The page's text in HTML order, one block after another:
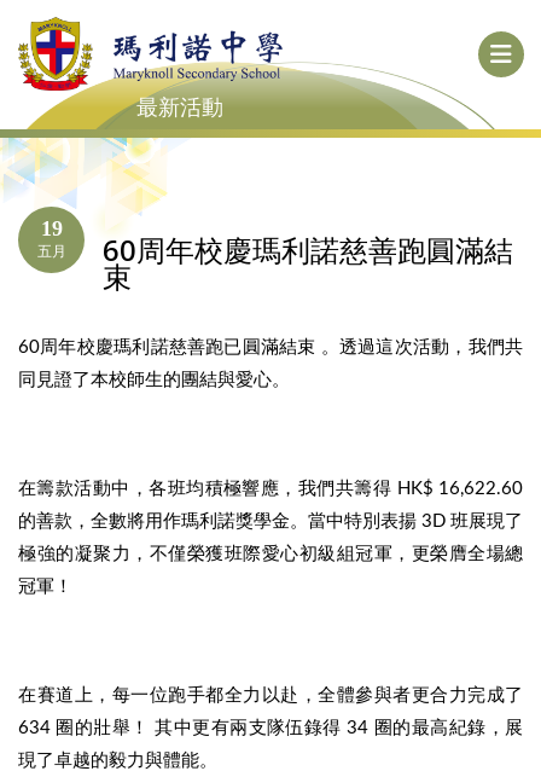
最新活動
19
五月 60周年校慶瑪利諾慈善跑圓滿結
束
60周年校慶瑪利諾慈善跑已圓滿結束‍ 。透過這次活動，我們共
同見證了本校師生的團結與愛心。
在籌款活動中，各班均積極響應，我們共籌得 HK$ 16,622.60
的善款，全數將用作瑪利諾獎學金。當中特別表揚 3D 班展現了
極強的凝聚力，不僅榮獲班際愛心初級組冠軍，更榮膺全場總
冠軍！
在賽道上，每一位跑手都全力以赴，全體參與者更合力完成了
634 圈的壯舉！ 其中更有兩支隊伍錄得 34 圈的最高紀錄，展
現了卓越的毅力與體能。